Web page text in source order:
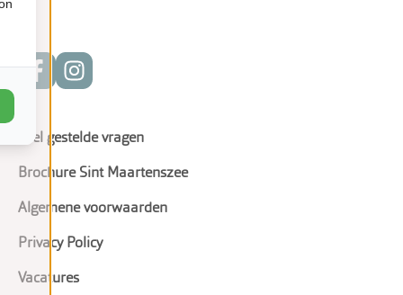
Veel gestelde vragen
Brochure Sint Maartenszee
Algemene voorwaarden
Privacy Policy
Vacatures